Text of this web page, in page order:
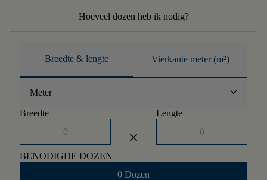
Hoeveel dozen heb ik nodig?
Breedte & lengte Vierkante meter (m²)
Meter keyboard_arrow_down
Breedte
close
Lengte
BENODIGDE DOZEN
0 Dozen